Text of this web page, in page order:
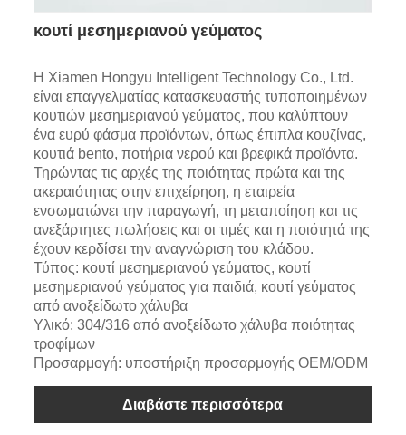
κουτί μεσημεριανού γεύματος
Η Xiamen Hongyu Intelligent Technology Co., Ltd.
είναι επαγγελματίας κατασκευαστής τυποποιημένων
κουτιών μεσημεριανού γεύματος, που καλύπτουν
ένα ευρύ φάσμα προϊόντων, όπως έπιπλα κουζίνας,
κουτιά bento, ποτήρια νερού και βρεφικά προϊόντα.
Τηρώντας τις αρχές της ποιότητας πρώτα και της
ακεραιότητας στην επιχείρηση, η εταιρεία
ενσωματώνει την παραγωγή, τη μεταποίηση και τις
ανεξάρτητες πωλήσεις και οι τιμές και η ποιότητά της
έχουν κερδίσει την αναγνώριση του κλάδου.
Τύπος: κουτί μεσημεριανού γεύματος, κουτί
μεσημεριανού γεύματος για παιδιά, κουτί γεύματος
από ανοξείδωτο χάλυβα
Υλικό: 304/316 από ανοξείδωτο χάλυβα ποιότητας
τροφίμων
Προσαρμογή: υποστήριξη προσαρμογής OEM/ODM
Διαβάστε περισσότερα